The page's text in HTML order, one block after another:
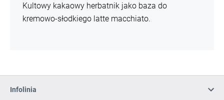
Kultowy kakaowy herbatnik jako baza do
kremowo-słodkiego latte macchiato.
Infolinia